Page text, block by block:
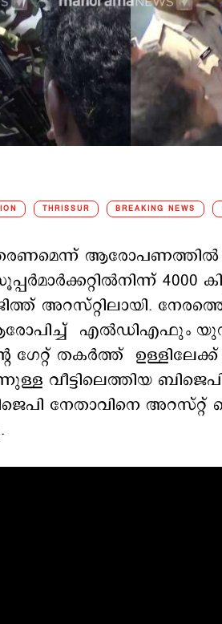
THRISSUR BREAKING NEWS
4000
അറസ്റ്റിലായി.
എല്‍ഡിഎഫും
തകര്‍ത്ത് ഉള്ളിലേക്ക്
വീട്ടിലെത്തിയ
നേതാവിനെ അറസ്റ്റ്